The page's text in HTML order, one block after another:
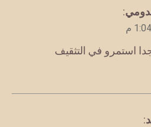
:
استمرو في التثقيف
: